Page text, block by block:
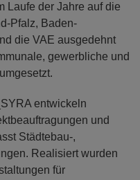
Laufe der Jahre auf die
Pfalz, Baden-
die VAE ausgedehnt
gewerbliche und
entwickeln
und
Städtebau-,
Realisiert wurden
für